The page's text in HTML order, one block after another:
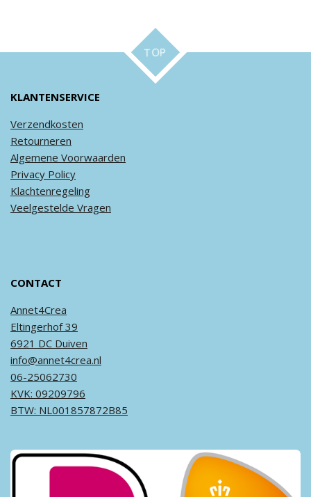
TOP
KLANTENSERVICE
Verzendkosten
Retourneren
Algemene Voorwaarden
Privacy Policy
Klachtenregeling
Veelgestelde Vragen
CONTACT
Annet4Crea
Eltingerhof 39
6921 DC Duiven
info@annet4crea.nl
06-25062730
KVK: 09209796
BTW: NL001857872B85